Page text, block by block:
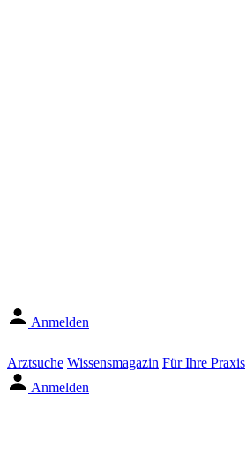
Anmelden
Arztsuche Wissensmagazin Für Ihre Praxis
Anmelden